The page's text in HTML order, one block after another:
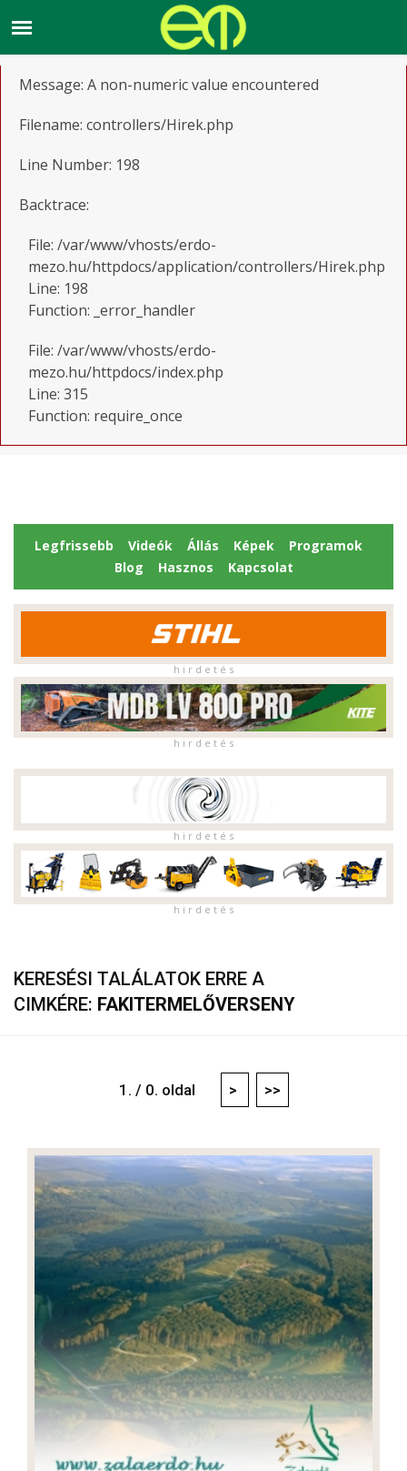
A PHP Error was encountered
Message: A non-numeric value encountered
Filename: controllers/Hirek.php
Line Number: 198
Backtrace:
File: /var/www/vhosts/erdo-
mezo.hu/httpdocs/application/controllers/Hirek.php
Line: 198
Function: _error_handler
File: /var/www/vhosts/erdo-
mezo.hu/httpdocs/index.php
Line: 315
Function: require_once
Legfrissebb Videók Állás Képek
Programok
Blog
Hasznos Kapcsolat
h i r d e t é s
h i r d e t é s
h i r d e t é s
h i r d e t é s
KERESÉSI TALÁLATOK ERRE A
CIMKÉRE: FAKITERMELŐVERSENY
1. / 0. oldal > >>